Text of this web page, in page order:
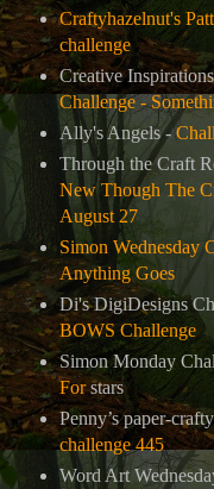
Craftyhazelnut's
challenge
Creative
Challenge -
Ally's Angels -
Through the Craft
New Though The
August 27
Simon Wednesday
Anything Goes
Di's DigiDesigns
BOWS Challenge
Simon Monday
Forstars
Penny’s paper-
challenge 445
Word Art